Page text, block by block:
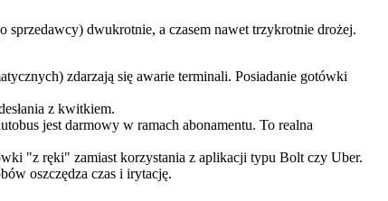
sprzedawcy) dwukrotnie, a czasem nawet trzykrotnie drożej.
zdarzają się awarie terminali. Posiadanie gotówki
z kwitkiem.
jest darmowy w ramach abonamentu. To realna
"z ręki" zamiast korzystania z aplikacji typu Bolt czy Uber.
oszczędza czas i irytację.